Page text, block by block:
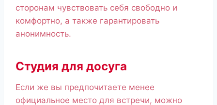
сторонам чувствовать себя свободно и
комфортно, а также гарантировать
анонимность.
Студия для досуга
Если же вы предпочитаете менее
официальное место для встречи, можно